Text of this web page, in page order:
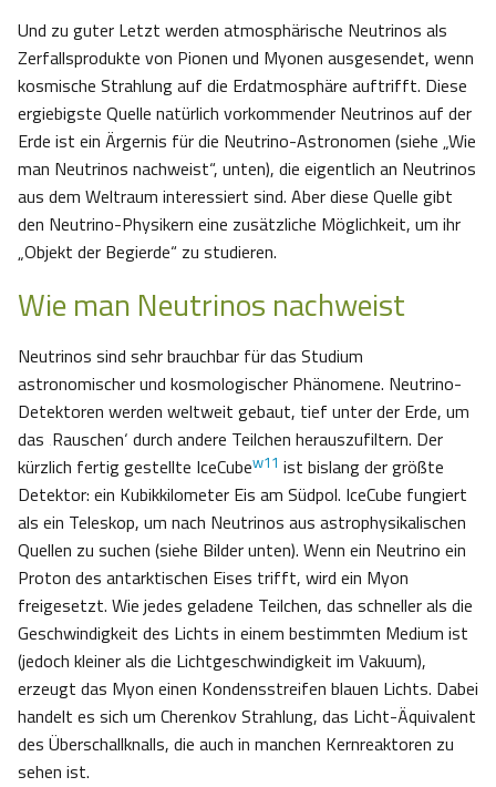
Und zu guter Letzt werden atmosphärische Neutrinos als
Zerfallsprodukte von Pionen und Myonen ausgesendet, wenn
kosmische Strahlung auf die Erdatmosphäre auftrifft. Diese
ergiebigste Quelle natürlich vorkommender Neutrinos auf der
Erde ist ein Ärgernis für die Neutrino-Astronomen (siehe „Wie
man Neutrinos nachweist“, unten), die eigentlich an Neutrinos
aus dem Weltraum interessiert sind. Aber diese Quelle gibt
den Neutrino-Physikern eine zusätzliche Möglichkeit, um ihr
„Objekt der Begierde“ zu studieren.
Wie man Neutrinos nachweist
Neutrinos sind sehr brauchbar für das Studium
astronomischer und kosmologischer Phänomene. Neutrino-
Detektoren werden weltweit gebaut, tief unter der Erde, um
das ‚Rauschen‘ durch andere Teilchen herauszufiltern. Der
kürzlich fertig gestellte IceCubew11 ist bislang der größte
Detektor: ein Kubikkilometer Eis am Südpol. IceCube fungiert
als ein Teleskop, um nach Neutrinos aus astrophysikalischen
Quellen zu suchen (siehe Bilder unten). Wenn ein Neutrino ein
Proton des antarktischen Eises trifft, wird ein Myon
freigesetzt. Wie jedes geladene Teilchen, das schneller als die
Geschwindigkeit des Lichts in einem bestimmten Medium ist
(jedoch kleiner als die Lichtgeschwindigkeit im Vakuum),
erzeugt das Myon einen Kondensstreifen blauen Lichts. Dabei
handelt es sich um Cherenkov Strahlung, das Licht-Äquivalent
des Überschallknalls, die auch in manchen Kernreaktoren zu
sehen ist.